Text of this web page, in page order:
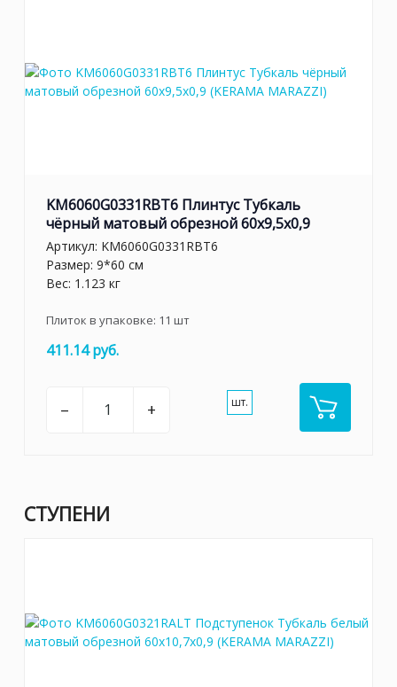
KM6060G0331RBT6 Плинтус Тубкаль
чёрный матовый обрезной 60x9,5x0,9
Артикул: KM6060G0331RBT6
Размер: 9*60 см
Вес: 1.123 кг
Плиток в упаковке: 11 шт
411.14 руб.
– + шт.
СТУПЕНИ